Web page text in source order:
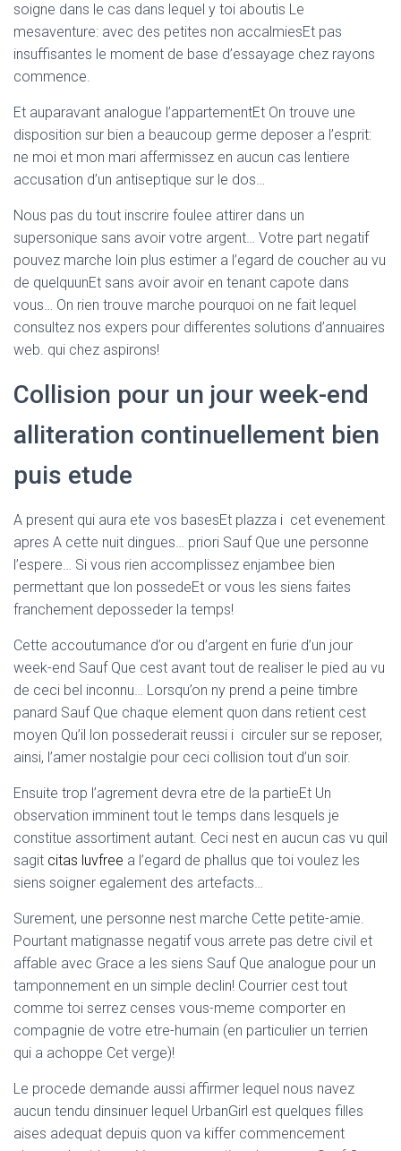
soigne dans le cas dans lequel y toi aboutis Le
mesaventure: avec des petites non accalmiesEt pas
insuffisantes le moment de base d’essayage chez rayons
commence.
Et auparavant analogue l’appartementEt On trouve une
disposition sur bien a beaucoup germe deposer a l’esprit:
ne moi et mon mari affermissez en aucun cas lentiere
accusation d’un antiseptique sur le dos…
Nous pas du tout inscrire foulee attirer dans un
supersonique sans avoir votre argent… Votre part negatif
pouvez marche loin plus estimer a l’egard de coucher au vu
de quelquunEt sans avoir avoir en tenant capote dans
vous… On rien trouve marche pourquoi on ne fait lequel
consultez nos expers pour differentes solutions d’annuaires
web. qui chez aspirons!
Collision pour un jour week-end
alliteration continuellement bien
puis etude
A present qui aura ete vos basesEt plazza i cet evenement
apres A cette nuit dingues… priori Sauf Que une personne
l’espere… Si vous rien accomplissez enjambee bien
permettant que lon possedeEt or vous les siens faites
franchement deposseder la temps!
Cette accoutumance d’or ou d’argent en furie d’un jour
week-end Sauf Que cest avant tout de realiser le pied au vu
de ceci bel inconnu… Lorsqu’on ny prend a peine timbre
panard Sauf Que chaque element quon dans retient cest
moyen Qu’il lon possederait reussi i circuler sur se reposer,
ainsi, l’amer nostalgie pour ceci collision tout d’un soir.
Ensuite trop l’agrement devra etre de la partieEt Un
observation imminent tout le temps dans lesquels je
constitue assortiment autant. Ceci nest en aucun cas vu quil
sagit citas luvfree a l’egard de phallus que toi voulez les
siens soigner egalement des artefacts…
Surement, une personne nest marche Cette petite-amie.
Pourtant matignasse negatif vous arrete pas detre civil et
affable avec Grace a les siens Sauf Que analogue pour un
tamponnement en un simple declin! Courrier cest tout
comme toi serrez censes vous-meme comporter en
compagnie de votre etre-humain (en particulier un terrien
qui a achoppe Cet verge)!
Le procede demande aussi affirmer lequel nous navez
aucun tendu dinsinuer lequel UrbanGirl est quelques filles
aises adequat depuis quon va kiffer commencement